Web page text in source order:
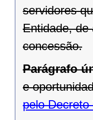
servidores
Entidade, de
concessão.
Parágrafo
e
pelo Decreto